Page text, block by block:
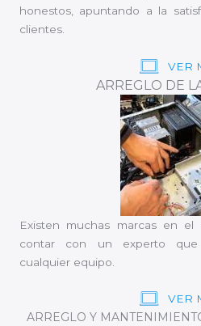
honestos, apuntando a la
clientes.
VER
ARREGLO DE
Existen muchas marcas en
contar con un experto que
cualquier equipo.
VER
ARREGLO Y